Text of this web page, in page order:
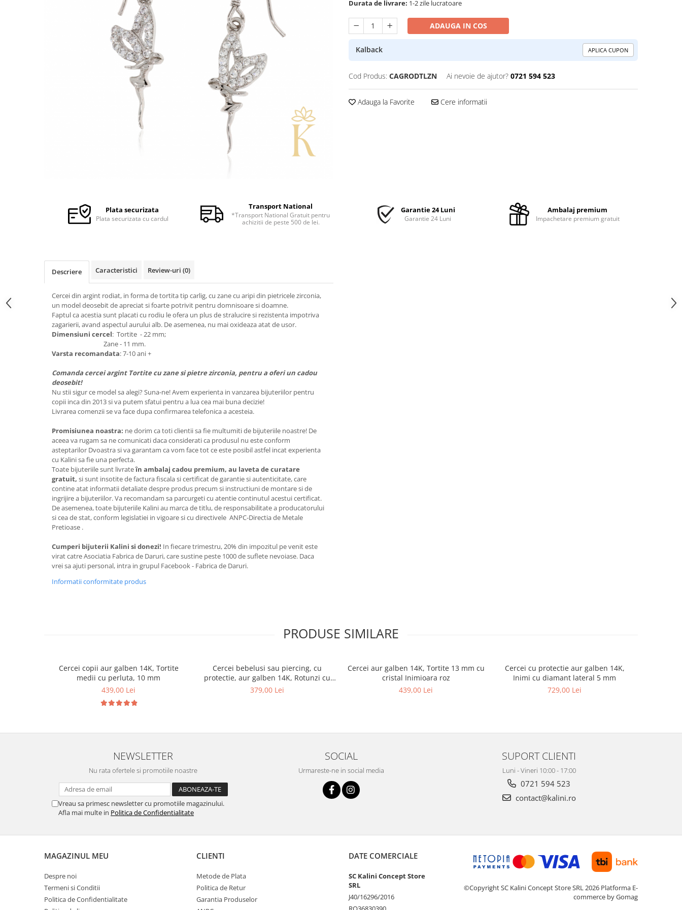
Durata de livrare: 1-2 zile lucratoare
ADAUGA IN COS
Kalback APLICA CUPON
Cod Produs: CAGRODTLZN Ai nevoie de ajutor? 0721 594 523
Adauga la Favorite Cere informatii
Plata securizata
Plata securizata cu cardul
Transport National
*Transport National Gratuit pentru
achizitii de peste 500 de lei.
Garantie 24 Luni
Garantie 24 Luni
Ambalaj premium
Impachetare premium gratuit
Descriere Caracteristici Review-uri (0)
Cercei din argint rodiat, in forma de tortita tip carlig, cu zane cu aripi din pietricele zirconia,
un model deosebit de apreciat si foarte potrivit pentru domnisoare si doamne.
Faptul ca acestia sunt placati cu rodiu le ofera un plus de stralucire si rezistenta impotriva
zagarierii, avand aspectul aurului alb. De asemenea, nu mai oxideaza atat de usor.
Dimensiuni cercel: Tortite - 22 mm;
Zane - 11 mm.
Varsta recomandata: 7-10 ani +
Comanda cercei argint Tortite cu zane si pietre zirconia, pentru a oferi un cadou
deosebit!
Nu stii sigur ce model sa alegi? Suna-ne! Avem experienta in vanzarea bijuteriilor pentru
copii inca din 2013 si va putem sfatui pentru a lua cea mai buna decizie!
Livrarea comenzii se va face dupa confirmarea telefonica a acesteia.
Promisiunea noastra: ne dorim ca toti clientii sa fie multumiti de bijuteriile noastre! De
aceea va rugam sa ne comunicati daca considerati ca produsul nu este conform
asteptarilor Dvoastra si va garantam ca vom face tot ce este posibil astfel incat experienta
cu Kalini sa fie una perfecta.
Toate bijuteriile sunt livrateîn ambalaj cadou premium, au laveta de curatare
gratuit, si sunt insotite de factura fiscala si certificat de garantie si autenticitate, care
contine atat informatii detaliate despre produs precum si instructiuni de montare si de
ingrijire a bijuteriilor. Va recomandam sa parcurgeti cu atentie continutul acestui certificat.
De asemenea, toate bijuteriile Kalini au marca de titlu, de responsabilitate a producatorului
si cea de stat, conform legislatiei in vigoare si cu directivele ANPC-Directia de Metale
Pretioase .
Cumperi bijuterii Kalini si donezi! In fiecare trimestru, 20% din impozitul pe venit este
virat catre Asociatia Fabrica de Daruri, care sustine peste 1000 de suflete nevoiase. Daca
vrei sa ajuti personal, intra in grupul Facebook - Fabrica de Daruri.
Informatii conformitate produs
PRODUSE SIMILARE
Cercei copii aur galben 14K, Tortite
medii cu perluta, 10 mm
439,00 Lei
Cercei bebelusi sau piercing, cu
protectie, aur galben 14K, Rotunzi cu
opal alb sidef 3 mm
379,00 Lei
Cercei aur galben 14K, Tortite 13 mm cu
cristal Inimioara roz
439,00 Lei
Cercei cu protectie aur galben 14K,
Inimi cu diamant lateral 5 mm
729,00 Lei
NEWSLETTER
Nu rata ofertele si promotiile noastre
Vreau sa primesc newsletter cu promotiile magazinului.
Afla mai multe in Politica de Confidentialitate
SOCIAL
Urmareste-ne in social media
SUPORT CLIENTI
Luni - Vineri 10:00 - 17:00
0721 594 523
contact@kalini.ro
MAGAZINUL MEU
Despre noi
Termeni si Conditii
Politica de Confidentialitate
CLIENTI
Metode de Plata
Politica de Retur
Garantia Produselor
DATE COMERCIALE
SC Kalini Concept Store
SRL
J40/16296/2016
©Copyright SC Kalini Concept Store SRL 2026 Platforma E-
commerce by Gomag